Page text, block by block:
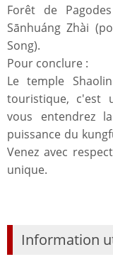
Forêt de
Sānhuáng Zhài
Song).
Pour conclure :
Le temple
touristique, c'est
vous entendrez
puissance du
Venez avec
unique.
Information